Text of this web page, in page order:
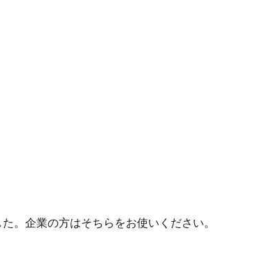
企業の方はそちらをお使いください。